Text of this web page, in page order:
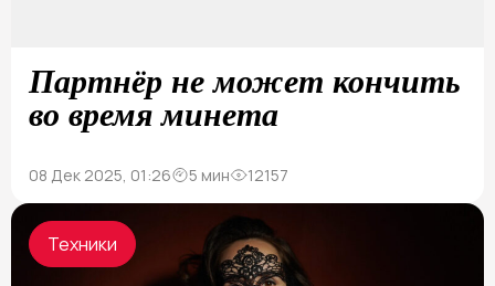
Партнёр не может кончить
во время минета
08 Дек 2025, 01:26 5 мин 12157
Техники